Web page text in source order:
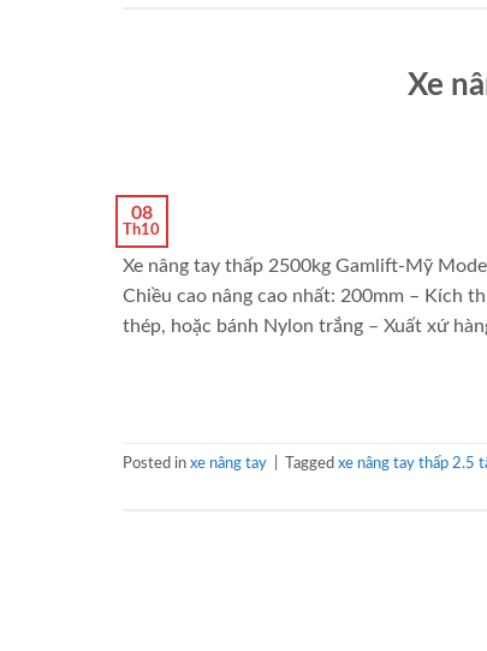
Xe
08
Th10
Xe nâng tay thấp 2500kg Gamlift-Mỹ
Chiều cao nâng cao nhất: 200mm – Kích
thép, hoặc bánh Nylon trắng – Xuất xứ
Posted in xe nâng tay Tagged xe nâng tay thấp 2.5